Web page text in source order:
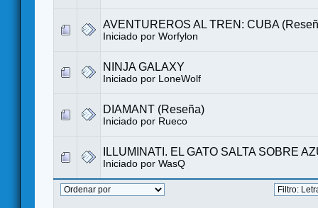
AVENTUREROS AL TREN: CUBA
Iniciado por Worfylon
NINJA GALAXY
Iniciado por LoneWolf
DIAMANT (Reseña)
Iniciado por Rueco
ILLUMINATI. EL GATO SALTA SOBRE
Iniciado por WasQ